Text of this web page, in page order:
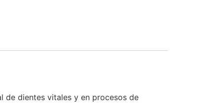
de dientes vitales y en procesos de